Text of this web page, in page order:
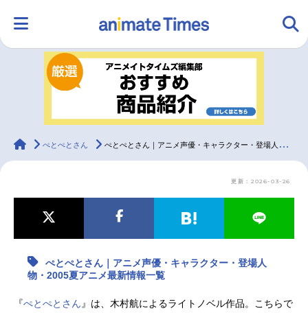
ランキング アニメ
ラジオ みんなの声
最新記事一覧
アニメ記事一覧 声優記事一覧
animateTimes
ぺとぺとさん ぺとぺとさん｜アニメ声優・キャラクター・登場人物・2005夏アニメ最新情報一覧
更新：2026-03-26
ぺとぺとさん｜アニメ声優・キャラクター・登場人
物・2005夏アニメ最新情報一覧
『ぺとぺとさん 』は、木村航によるライトノベル作品。こちらで